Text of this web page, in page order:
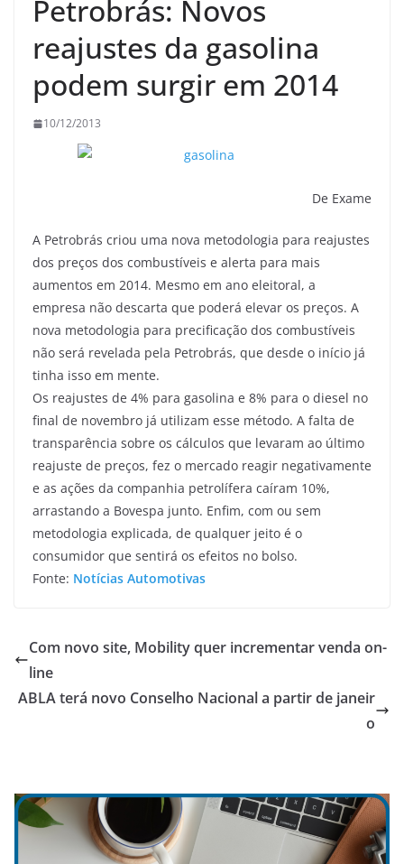
Petrobrás: Novos
reajustes da gasolina
podem surgir em 2014
10/12/2013
De Exame
A Petrobrás criou uma nova metodologia para reajustes
dos preços dos combustíveis e alerta para mais
aumentos em 2014. Mesmo em ano eleitoral, a
empresa não descarta que poderá elevar os preços. A
nova metodologia para precificação dos combustíveis
não será revelada pela Petrobrás, que desde o início já
tinha isso em mente.
Os reajustes de 4% para gasolina e 8% para o diesel no
final de novembro já utilizam esse método. A falta de
transparência sobre os cálculos que levaram ao último
reajuste de preços, fez o mercado reagir negativamente
e as ações da companhia petrolífera caíram 10%,
arrastando a Bovespa junto. Enfim, com ou sem
metodologia explicada, de qualquer jeito é o
consumidor que sentirá os efeitos no bolso.
Fonte: Notícias Automotivas
Com novo site, Mobility quer incrementar venda on-
line
ABLA terá novo Conselho Nacional a partir de janeir
o